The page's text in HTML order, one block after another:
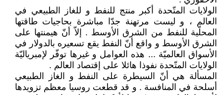
الولايات المتّحدة أكبر منتج للنفط و للغاز الطبيعي في
العالم ، و ليست مرتهنة جدّا مباشرة بحاجيات طاقتها
المحلّية للنفط من الشرق الأوسط . إلاّ أنّ هيمنتها على
الشرق الأوسط و واقع أنّ النفط يقع تسعيره بالدولار في
الأسواق العالميّة ... هذه العوامل و غيرها توفّر لإمبرياليّة
الولايات المتّحدة نفوذا هائلا على إقتصاد العالم .
المسألة هي أنّ السيطرة على النفط و الغاز الطبيعي
أسلحة في المنافسة . و قد قطعت روسيا معظم تزويدها